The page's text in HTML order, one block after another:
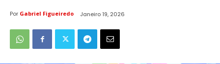
Por Gabriel Figueiredo Janeiro 19, 2026